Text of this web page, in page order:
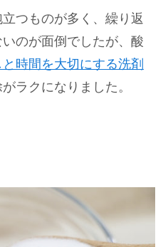
つものが多く、繰り返
のが面倒でしたが、酸
時間を大切にする洗剤
ラクになりました。